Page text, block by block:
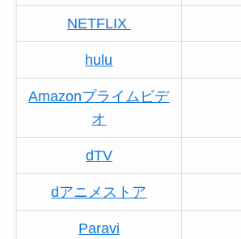
NETFLIX
hulu
Amazonプライムビデ
オ
dTV
dアニメストア
Paravi